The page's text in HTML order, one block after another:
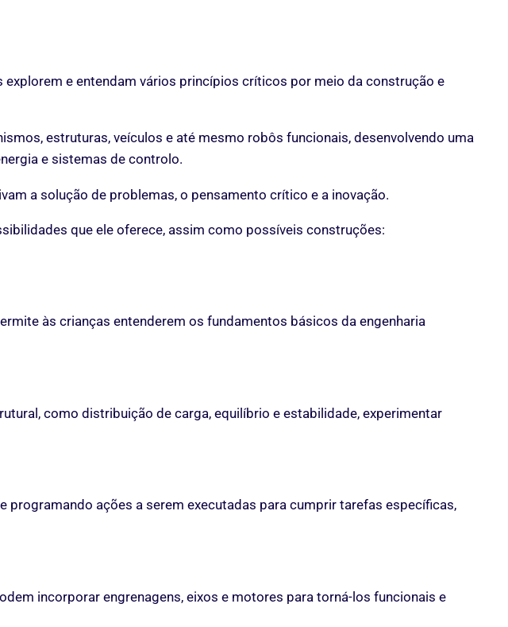
e entendam vários princípios críticos por meio da construção e
estruturas, veículos e até mesmo robôs funcionais, desenvolvendo uma
e sistemas de controlo.
a solução de problemas, o pensamento crítico e a inovação.
que ele oferece, assim como possíveis construções:
às crianças entenderem os fundamentos básicos da engenharia
como distribuição de carga, equilíbrio e estabilidade, experimentar
ações a serem executadas para cumprir tarefas específicas,
incorporar engrenagens, eixos e motores para torná-los funcionais e